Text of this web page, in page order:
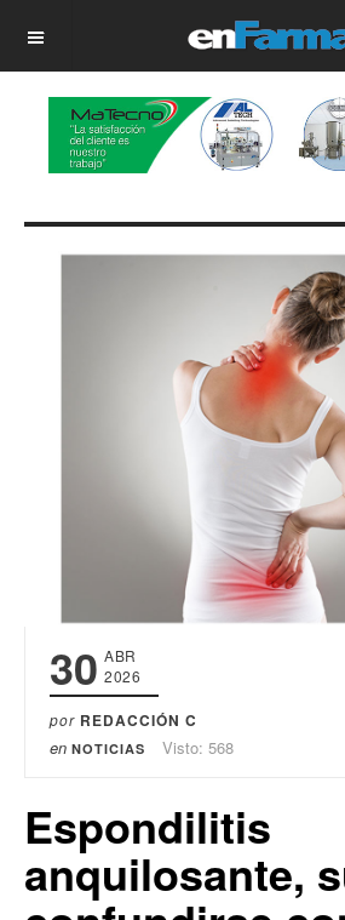
OFF CANVAS
30 ABR
2026
por REDACCIÓN C
en NOTICIAS Visto: 568
Espondilitis
anquilosante,